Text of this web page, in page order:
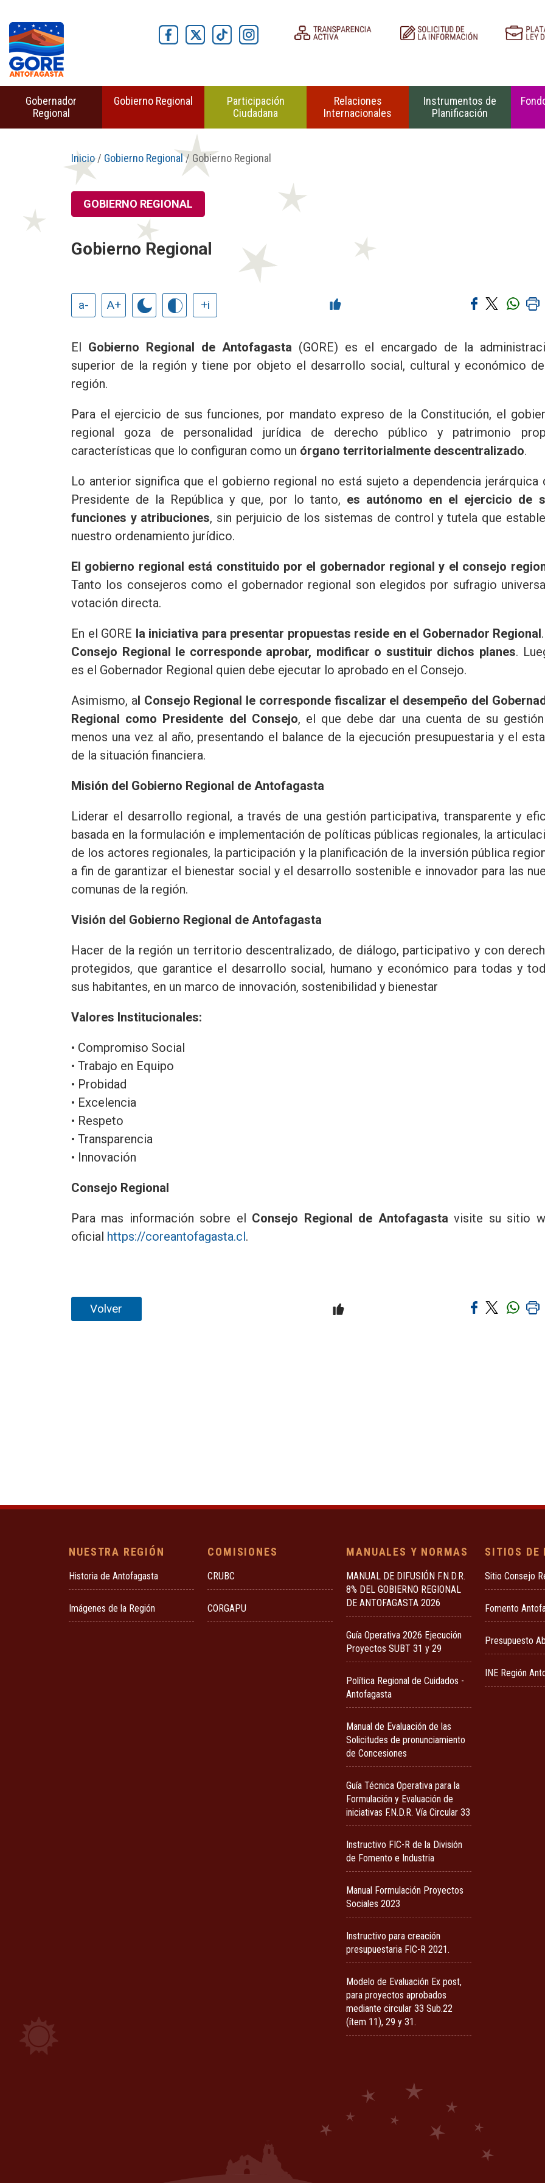
Gobernador
Regional
Gobierno Regional
Participación
Ciudadana
Relaciones
Internacionales
Instrumentos de
Planificación
Inicio/ Gobierno Regional/ Gobierno Regional
GOBIERNO REGIONAL
Gobierno Regional
a- A+ +i
El Gobierno Regional de Antofagasta (GORE) es el encargado de la
superior de la región y tiene por objeto el desarrollo social, cultural y económico
región.
Para el ejercicio de sus funciones, por mandato expreso de la Constitución, el
regional goza de personalidad jurídica de derecho público y patrimonio
características que lo configuran como un órgano territorialmente descentralizado.
Lo anterior significa que el gobierno regional no está sujeto a dependencia jerárquica
Presidente de la República y que, por lo tanto, es autónomo en el ejercicio de
funciones y atribuciones, sin perjuicio de los sistemas de control y tutela que
nuestro ordenamiento jurídico.
El gobierno regional está constituido por el gobernador regional y el consejo
Tanto los consejeros como el gobernador regional son elegidos por sufragio
votación directa.
En el GORE la iniciativa para presentar propuestas reside en el Gobernador Regional
Consejo Regional le corresponde aprobar, modificar o sustituir dichos planes.
es el Gobernador Regional quien debe ejecutar lo aprobado en el Consejo.
Asimismo, al Consejo Regional le corresponde fiscalizar el desempeño del
Regional como Presidente del Consejo, el que debe dar una cuenta de su
menos una vez al año, presentando el balance de la ejecución presupuestaria y el
de la situación financiera.
Misión del Gobierno Regional de Antofagasta
Liderar el desarrollo regional, a través de una gestión participativa, transparente y
basada en la formulación e implementación de políticas públicas regionales, la
de los actores regionales, la participación y la planificación de la inversión pública
a fin de garantizar el bienestar social y el desarrollo sostenible e innovador para las
comunas de la región.
Visión del Gobierno Regional de Antofagasta
Hacer de la región un territorio descentralizado, de diálogo, participativo y con
protegidos, que garantice el desarrollo social, humano y económico para todas y
sus habitantes, en un marco de innovación, sostenibilidad y bienestar
Valores Institucionales:
• Compromiso Social
• Trabajo en Equipo
• Probidad
• Excelencia
• Respeto
• Transparencia
• Innovación
Consejo Regional
Para mas información sobre el Consejo Regional de Antofagasta visite su sitio
oficial https://coreantofagasta.cl.
Volver
NUESTRA REGIÓN
Historia de Antofagasta
Imágenes de la Región
COMISIONES
CRUBC
CORGAPU
MANUALES Y NORMAS
MANUAL DE DIFUSIÓN F.N.D.R.
8% DEL GOBIERNO REGIONAL
DE ANTOFAGASTA 2026
Guía Operativa 2026 Ejecución
Proyectos SUBT 31 y 29
Política Regional de Cuidados -
Antofagasta
Manual de Evaluación de las
Solicitudes de pronunciamiento
de Concesiones
Guía Técnica Operativa para la
Formulación y Evaluación de
iniciativas F.N.D.R. Vía Circular 33
Instructivo FIC-R de la División
de Fomento e Industria
Manual Formulación Proyectos
Sociales 2023
Instructivo para creación
presupuestaria FIC-R 2021.
Modelo de Evaluación Ex post,
para proyectos aprobados
mediante circular 33 Sub.22
(ítem 11), 29 y 31.
SITIOS DE
Sitio Consejo
Fomento
Presupuesto
INE Región